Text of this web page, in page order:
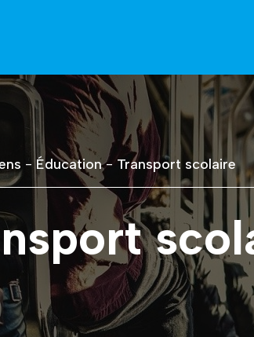
- Éducation - Transport scolaire